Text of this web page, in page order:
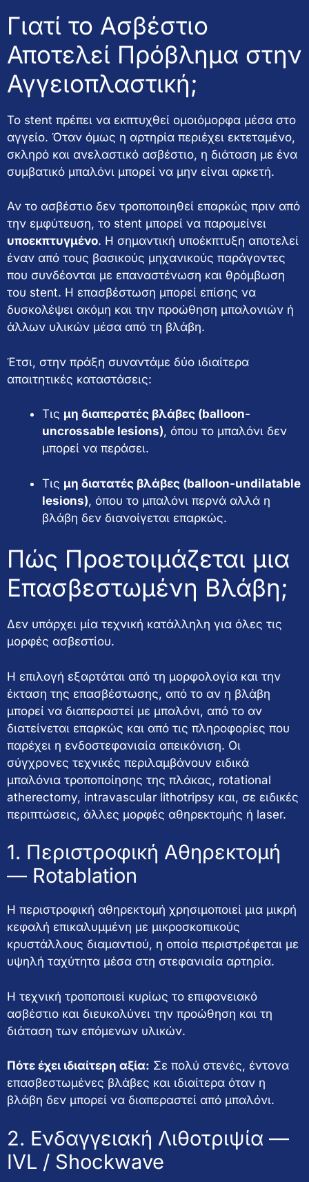
Γιατί το Ασβέστιο
Αποτελεί Πρόβλημα στην
Αγγειοπλαστική;
Το stent πρέπει να εκπτυχθεί ομοιόμορφα μέσα στο
αγγείο. Όταν όμως η αρτηρία περιέχει εκτεταμένο,
σκληρό και ανελαστικό ασβέστιο, η διάταση με ένα
συμβατικό μπαλόνι μπορεί να μην είναι αρκετή.
Αν το ασβέστιο δεν τροποποιηθεί επαρκώς πριν από
την εμφύτευση, το stent μπορεί να παραμείνει
υποεκπτυγμένο. Η σημαντική υποέκπτυξη αποτελεί
έναν από τους βασικούς μηχανικούς παράγοντες
που συνδέονται με επαναστένωση και θρόμβωση
του stent. Η επασβέστωση μπορεί επίσης να
δυσκολέψει ακόμη και την προώθηση μπαλονιών ή
άλλων υλικών μέσα από τη βλάβη.
Έτσι, στην πράξη συναντάμε δύο ιδιαίτερα
απαιτητικές καταστάσεις:
Τις μη διαπερατές βλάβες (balloon-
uncrossable lesions), όπου το μπαλόνι δεν
μπορεί να περάσει.
Τις μη διατατές βλάβες (balloon-undilatable
lesions), όπου το μπαλόνι περνά αλλά η
βλάβη δεν διανοίγεται επαρκώς.
Πώς Προετοιμάζεται μια
Επασβεστωμένη Βλάβη;
Δεν υπάρχει μία τεχνική κατάλληλη για όλες τις
μορφές ασβεστίου.
Η επιλογή εξαρτάται από τη μορφολογία και την
έκταση της επασβέστωσης, από το αν η βλάβη
μπορεί να διαπεραστεί με μπαλόνι, από το αν
διατείνεται επαρκώς και από τις πληροφορίες που
παρέχει η ενδοστεφανιαία απεικόνιση. Οι
σύγχρονες τεχνικές περιλαμβάνουν ειδικά
μπαλόνια τροποποίησης της πλάκας, rotational
atherectomy, intravascular lithotripsy και, σε ειδικές
περιπτώσεις, άλλες μορφές αθηρεκτομής ή laser.
1. Περιστροφική Αθηρεκτομή
— Rotablation
Η περιστροφική αθηρεκτομή χρησιμοποιεί μια μικρή
κεφαλή επικαλυμμένη με μικροσκοπικούς
κρυστάλλους διαμαντιού, η οποία περιστρέφεται με
υψηλή ταχύτητα μέσα στη στεφανιαία αρτηρία.
Η τεχνική τροποποιεί κυρίως το επιφανειακό
ασβέστιο και διευκολύνει την προώθηση και τη
διάταση των επόμενων υλικών.
Πότε έχει ιδιαίτερη αξία: Σε πολύ στενές, έντονα
επασβεστωμένες βλάβες και ιδιαίτερα όταν η
βλάβη δεν μπορεί να διαπεραστεί από μπαλόνι.
2. Ενδαγγειακή Λιθοτριψία —
IVL / Shockwave